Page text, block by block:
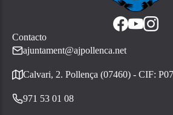
Contacto
ajuntament@ajpollenca.net
Calvari, 2. Pollença (07460) - CIF:
971 53 01 08